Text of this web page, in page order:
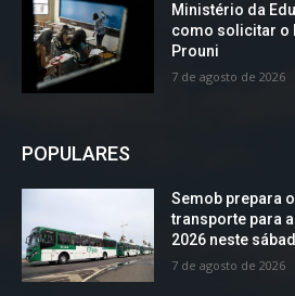
Ministério da
como solicitar o
Prouni
7 de agosto de 2026
POPULARES
Semob prepara
transporte para
2026 neste
7 de agosto de 2026